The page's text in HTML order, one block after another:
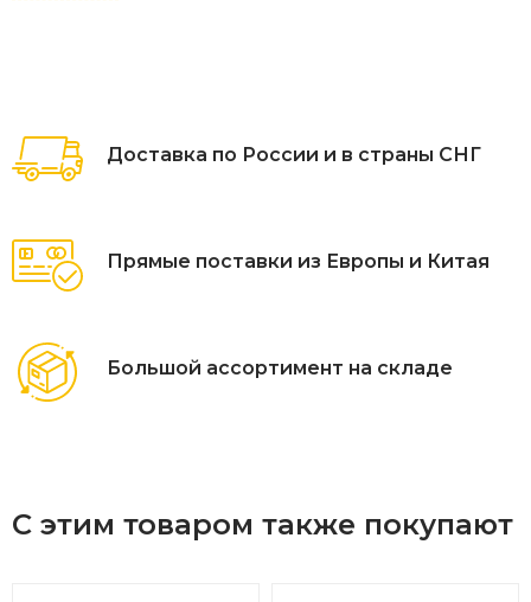
Доставка по России и в страны СНГ
Прямые поставки из Европы и Китая
Большой ассортимент на складе
С этим товаром также покупают